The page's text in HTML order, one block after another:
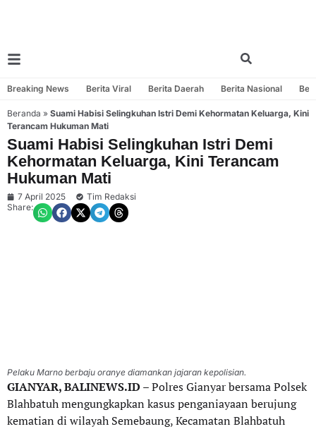
Breaking News Berita Viral Berita Daerah Berita Nasional
Beranda » Suami Habisi Selingkuhan Istri Demi Kehormatan Keluarga, Kini
Terancam Hukuman Mati
Suami Habisi Selingkuhan Istri Demi
Kehormatan Keluarga, Kini Terancam
Hukuman Mati
7 April 2025
Tim Redaksi
Share:
Pelaku Marno berbaju oranye diamankan jajaran kepolisian.
GIANYAR, BALINEWS.ID– Polres Gianyar bersama Polsek
Blahbatuh mengungkapkan kasus penganiayaan berujung
kematian di wilayah Semebaung, Kecamatan Blahbatuh